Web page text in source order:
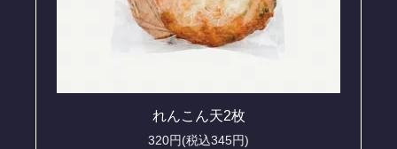
れんこん天2枚
320円(税込345円)